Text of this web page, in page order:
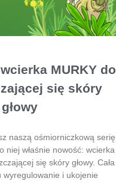
MURKY do
się skóry
głowy
naszą ośmiorniczkową serię
niej właśnie nowość: wcierka
się skóry głowy. Cała
wyregulowanie i ukojenie